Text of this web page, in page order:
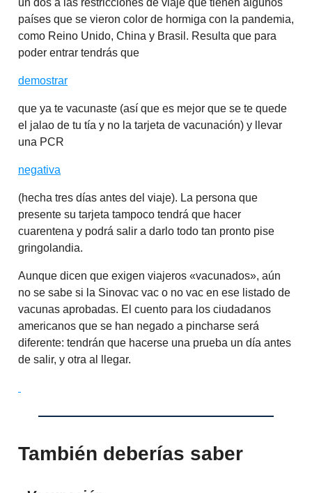
un dos a las restricciones de viaje que tienen algunos
países que se vieron color de hormiga con la pandemia,
como Reino Unido, China y Brasil. Resulta que para
poder entrar tendrás que
demostrar
que ya te vacunaste (así que es mejor que se te quede
el jalao de tu tía y no la tarjeta de vacunación) y llevar
una PCR
negativa
(hecha tres días antes del viaje). La persona que
presente su tarjeta tampoco tendrá que hacer
cuarentena y podrá salir a darlo todo tan pronto pise
gringolandia.
Aunque dicen que exigen viajeros «vacunados», aún
no se sabe si la Sinovac vac o no vac en ese listado de
vacunas aprobadas. El cuento para los ciudadanos
americanos que se han negado a pincharse será
diferente: tendrán que hacerse una prueba un día antes
de salir, y otra al llegar.
También deberías saber